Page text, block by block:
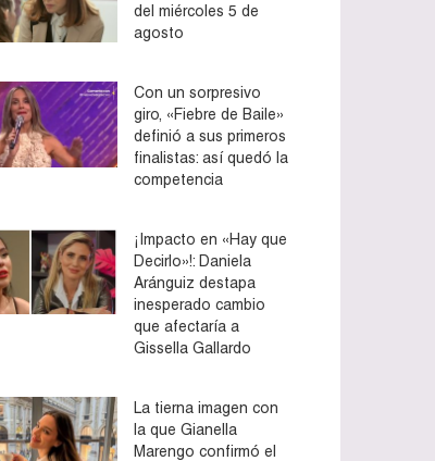
del miércoles 5 de
agosto
Con un sorpresivo
giro, «Fiebre de Baile»
definió a sus primeros
finalistas: así quedó la
competencia
¡Impacto en «Hay que
Decirlo»!: Daniela
Aránguiz destapa
inesperado cambio
que afectaría a
Gissella Gallardo
La tierna imagen con
la que Gianella
Marengo confirmó el